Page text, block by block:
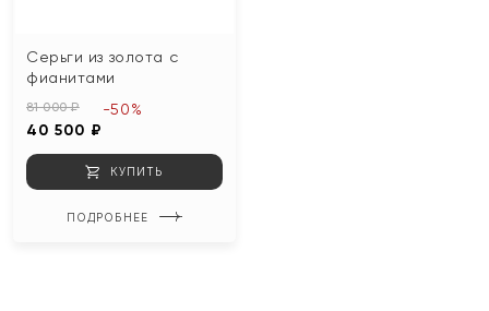
Серьги из золота с
фианитами
81 000 ₽
40 500 ₽
-50%
КУПИТЬ
ПОДРОБНЕЕ